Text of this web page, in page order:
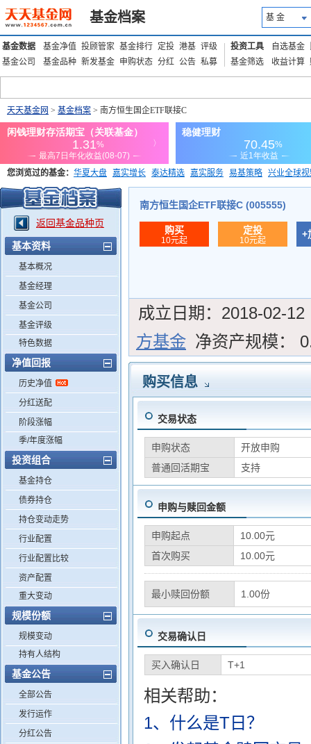
基金档案 基 金
基金数据 基金净值 投顾管家 基金排行 定投 港基 评级
基金公司
基金品种 新发基金 申购状态 分红 公告 私募
投资工具 自选基金
基金筛选
收益计算
天天基金网 > 基金档案 > 南方恒生国企ETF联接C
您浏览过的基金： 华夏大盘 嘉实增长 泰达精选 嘉实服务 易基策略 兴业全球
添富优势 华安宏利 上证180价值ETF
返回基金品种页
基本资料
基本概况
基金经理
基金公司
基金评级
特色数据
净值回报
历史净值
分红送配
阶段涨幅
季/年度涨幅
投资组合
基金持仓
债券持仓
持仓变动走势
行业配置
行业配置比较
资产配置
重大变动
规模份额
规模变动
持有人结构
基金公告
全部公告
发行运作
分红公告
南方恒生国企ETF联接C (005555)
购买
10元起
定投
10元起
+
成立日期： 2018-02-12
方基金 净资产规模：
购买信息
交易状态
申购状态
开放申购
普通回活期宝
支持
申购与赎回金额
申购起点
10.00元
首次购买
10.00元
最小赎回份额 1.00份
交易确认日
买入确认日 T+1
相关帮助：
1、什么是T日？